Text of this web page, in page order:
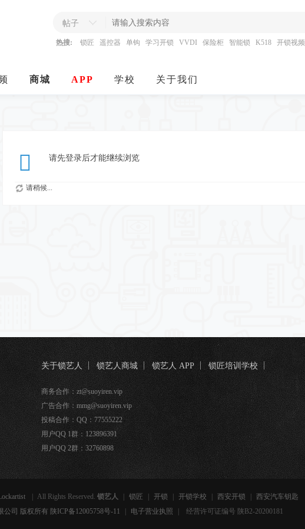
帖子
热搜: 锁匠 遥控器 单钩 学习开锁 VVDI 保险柜 智能锁 K518 开锁视频
商城 APP 学校 关于我们
请先登录后才能继续浏览
请稍候...
关于锁艺人 锁艺人商城 锁艺人 APP
锁匠培训学校
锁匠宝
商务合作：zt@suoyiren.vip
广告合作：mmg@suoyiren.vip
投稿合作：QQ：77555222
用户QQ 1群：123896391
用户QQ 2群：32760898
Lockartist All Rights Reserved. 锁艺人 锁匠 开锁 开锁学校 西安开锁
西安汽车钥匙
司 版权所有 陕ICP备12005758号-11
电子营业执照 经营许可证编号 陕B2-20200181